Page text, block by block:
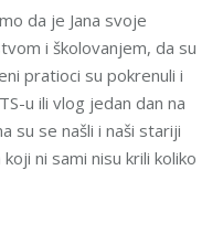
da je Jana svoje
i školovanjem, da su
pratioci su pokrenuli i
u ili vlog jedan dan na
su se našli i naši stariji
ni sami nisu krili koliko